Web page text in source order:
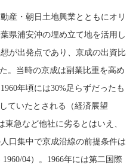
産・朝日土地興業とともにオリ
県浦安沖の埋め立て地を活用し
が出発点であり、京成の出資比
。当時の京成は副業比重を高め
年頃には30%足らずだったも
ていたとされる（経済展望
東急など他社に劣るとはいえ、
口集中で京成沿線の前提条件は
04）。1966年には第二国際